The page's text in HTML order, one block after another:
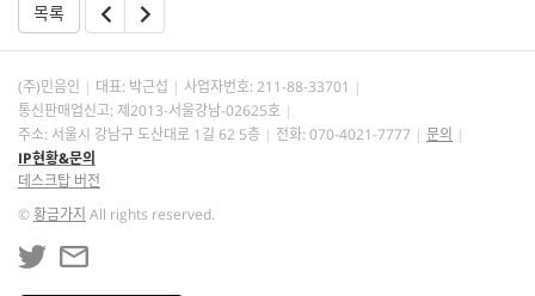
목록
(주)민음인 대표: 박근섭 사업자번호: 211-88-33701
통신판매업신고: 제2013-서울강남-02625호
주소: 서울시 강남구 도산대로 1길 62 5층
전화: 070-4021-7777
문의
IP현황&문의
데스크탑 버전
©황금가지 All rights reserved.